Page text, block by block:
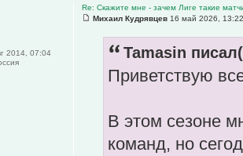
Re: Скажите мне - зачем Лиге такие
Михаил Кудрявцев 16 май 2026, 13:22
Tamasin
Приветствую
В этом сезоне
команд, но
2014, 07:04